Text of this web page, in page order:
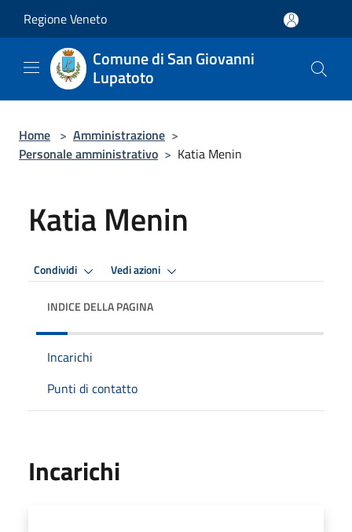
Regione Veneto
Comune di San Giovanni
Lupatoto
Home > Amministrazione >
Personale amministrativo > Katia Menin
Katia Menin
Condividi Vedi azioni
INDICE DELLA PAGINA
Incarichi
Punti di contatto
Incarichi